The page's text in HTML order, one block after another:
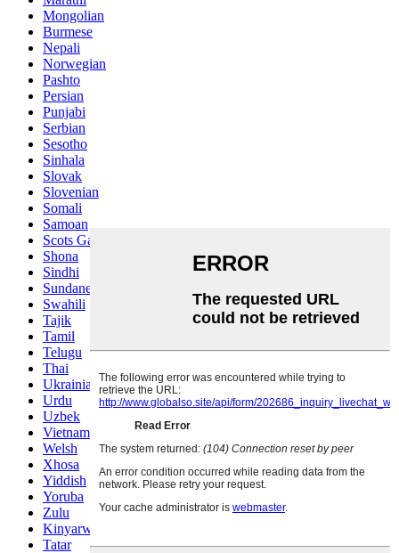
Mongolian
Burmese
Nepali
Norwegian
Pashto
Persian
Punjabi
Serbian
Sesotho
Sinhala
Slovak
Slovenian
Somali
Samoan
Scots Gaelic
Shona
Sindhi
Sundanese
Swahili
Tajik
Tamil
Telugu
Thai
Ukrainian
Urdu
Uzbek
Vietnamese
Welsh
Xhosa
Yiddish
Yoruba
Zulu
Kinyarwanda
Tatar